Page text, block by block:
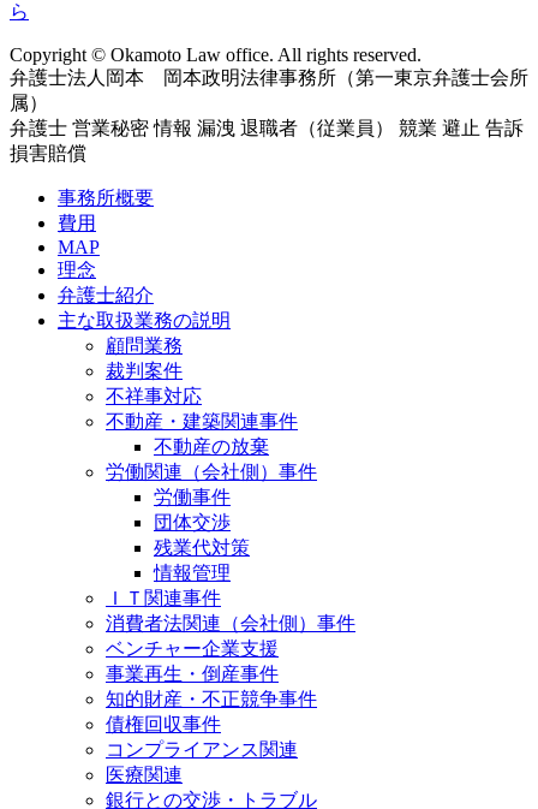
ら
Copyright © Okamoto Law office. All rights reserved.
弁護士法人岡本 岡本政明法律事務所（第一東京弁護士会所
属）
弁護士 営業秘密 情報 漏洩 退職者（従業員） 競業 避止 告訴
損害賠償
事務所概要
費用
MAP
理念
弁護士紹介
主な取扱業務の説明
顧問業務
裁判案件
不祥事対応
不動産・建築関連事件
不動産の放棄
労働関連（会社側）事件
労働事件
団体交渉
残業代対策
情報管理
ＩＴ関連事件
消費者法関連（会社側）事件
ベンチャー企業支援
事業再生・倒産事件
知的財産・不正競争事件
債権回収事件
コンプライアンス関連
医療関連
銀行との交渉・トラブル